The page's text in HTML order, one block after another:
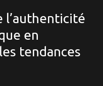
l’authenticité
en
tendances